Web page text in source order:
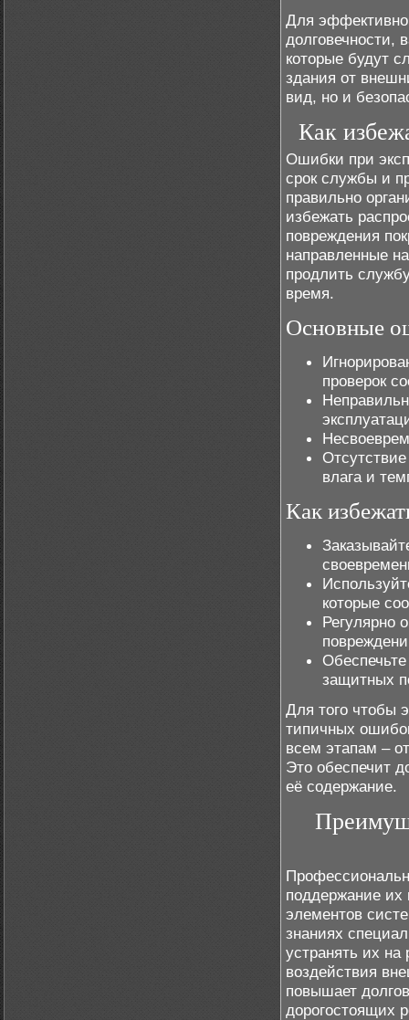
Для
долговечности,
которые будут
здания от
вид, но и
Как
Ошибки при
срок службы и
правильно
избежать
повреждения
направленные
продлить
время.
Основные
проверок
влага и
Как
которые
Регулярно
защитных
Для того чтобы
типичных
всем этапам –
Это обеспечит
её содержание.
поддержание их
элементов
знаниях
устранять их
воздействия
повышает
дорогостоящих